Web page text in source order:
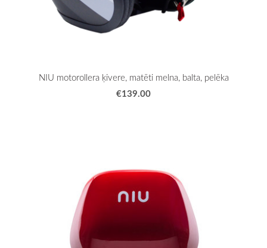
NIU motorollera ķivere, matēti melna, balta, pelēka
€139.00